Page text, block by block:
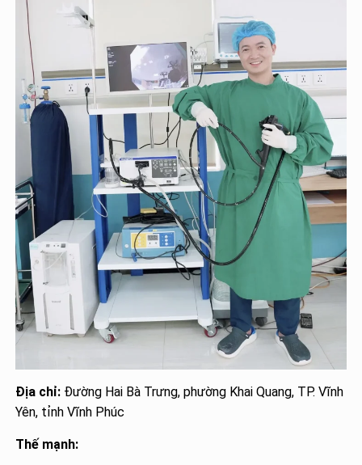
Địa chỉ: Đường Hai Bà Trưng, phường Khai Quang, TP. Vĩnh
Yên, tỉnh Vĩnh Phúc
Thế mạnh: